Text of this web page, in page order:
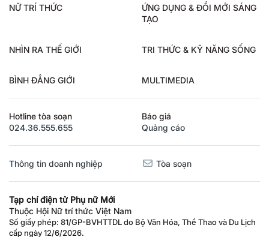
NỮ TRÍ THỨC
ỨNG DỤNG & ĐỔI MỚI SÁNG
TẠO
NHÌN RA THẾ GIỚI TRI THỨC & KỸ NĂNG SỐNG
BÌNH ĐẲNG GIỚI MULTIMEDIA
Hotline tòa soạn
024.36.555.655
Báo giá
Quảng cáo
Thông tin doanh nghiệp Tòa soạn
Tạp chí điện tử Phụ nữ Mới
Thuộc Hội Nữ trí thức Việt Nam
Số giấy phép: 81/GP-BVHTTDL do Bộ Văn Hóa, Thể Thao và Du Lịch
cấp ngày 12/6/2026.